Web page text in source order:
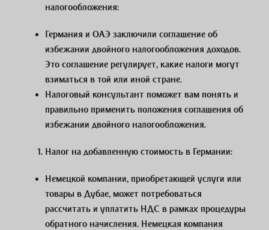
налогообложения:
Германия и ОАЭ заключили соглашение об
избежании двойного налогообложения доходов.
Это соглашение регулирует, какие налоги могут
взиматься в той или иной стране.
Налоговый консультант поможет вам понять и
правильно применить положения соглашения об
избежании двойного налогообложения.
Налог на добавленную стоимость в Германии:
Немецкой компании, приобретающей услуги или
товары в Дубае, может потребоваться
рассчитать и уплатить НДС в рамках процедуры
обратного начисления. Немецкая компания